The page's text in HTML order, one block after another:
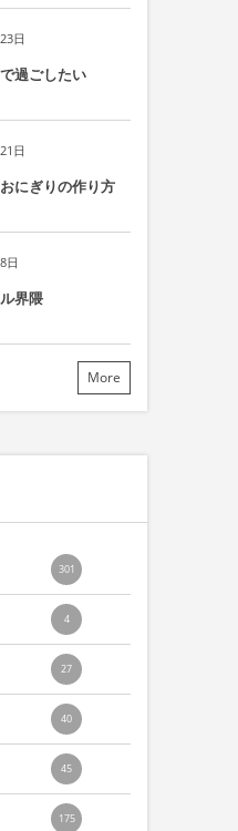
日
過ごしたい
日
にぎりの作り方
日
界隈
More
301
4
27
40
45
175